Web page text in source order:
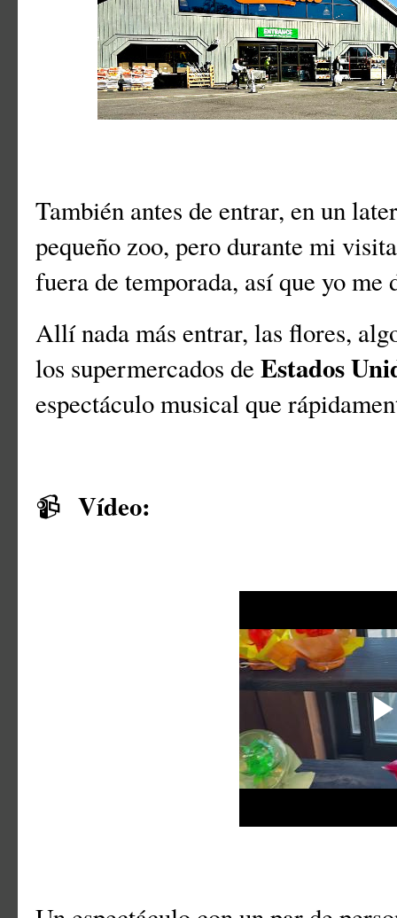
También antes de entrar, en un
pequeño zoo, pero durante mi
fuera de temporada, así que yo
Allí nada más entrar, las flores,
los supermercados de Estados
espectáculo musical que
📹 Vídeo: